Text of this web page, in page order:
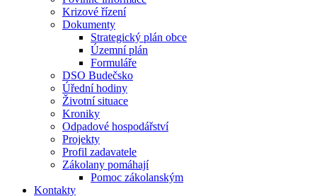
Krizové řízení
Dokumenty
Strategický plán obce
Územní plán
Formuláře
DSO Budečsko
Úřední hodiny
Životní situace
Kroniky
Odpadové hospodářství
Projekty
Profil zadavatele
Zákolany pomáhají
Pomoc zákolanským
Kontakty